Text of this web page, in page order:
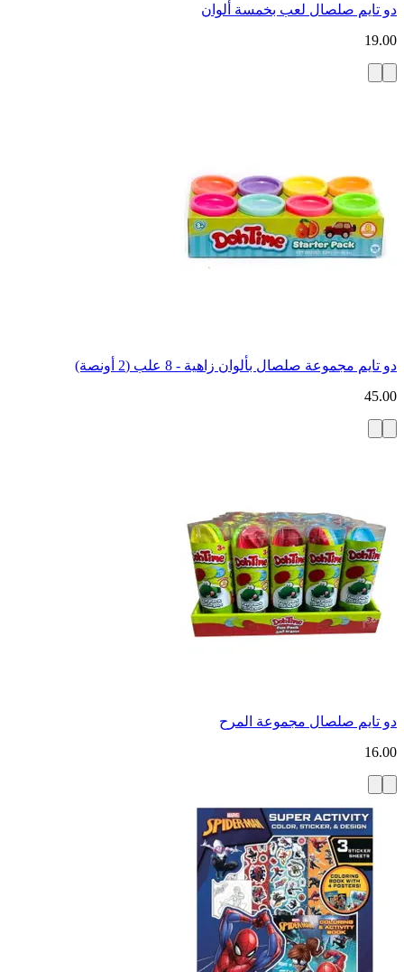
دو تايم صلصال لعب بخمسة ألوان
19.00
دو تايم مجموعة صلصال بألوان زاهية - 8 علب (2 أونصة)
45.00
دو تايم صلصال مجموعة المرح
16.00